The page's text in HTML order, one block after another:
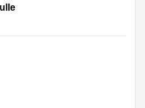
Neuilly-Sur-Seine